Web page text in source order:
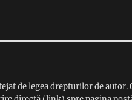
de legea drepturilor de